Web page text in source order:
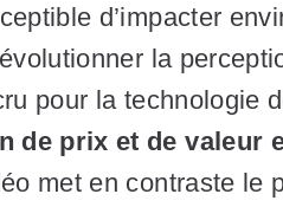
d’impacter
la
pour la technologie
de prix et de valeur
met en contraste le